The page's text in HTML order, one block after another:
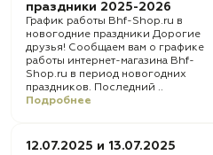
праздники 2025-2026
График работы Bhf-Shop.ru в
новогодние праздники Дорогие
друзья! Сообщаем вам о графике
работы интернет-магазина Bhf-
Shop.ru в период новогодних
праздников. Последний ..
Подробнее
12.07.2025 и 13.07.2025